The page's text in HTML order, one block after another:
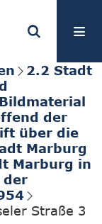
2.2 Stadt
der
über die
Marburg
Marburg in
der
Straße 3